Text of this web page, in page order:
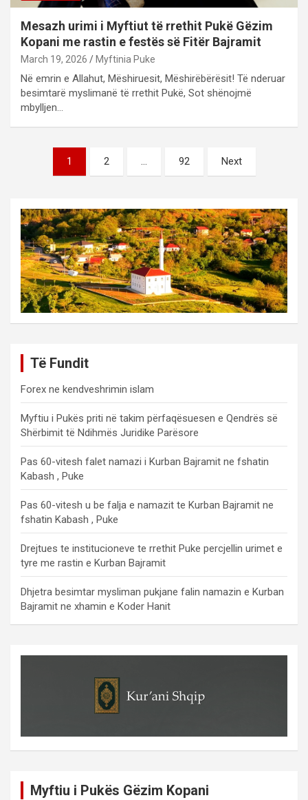
Mesazh urimi i Myftiut të rrethit Pukë Gëzim
Kopani me rastin e festës së Fitër Bajramit
March 19, 2026 Myftinia Puke
Në emrin e Allahut, Mëshiruesit, Mëshirëbërësit! Të nderuar
besimtarë myslimanë të rrethit Pukë, Sot shënojmë
mbylljen…
pagination
1 2 … 92 Next
Të Fundit
Forex ne kendveshrimin islam
Myftiu i Pukës priti në takim përfaqësuesen e Qendrës së
Shërbimit të Ndihmës Juridike Parësore
Pas 60-vitesh falet namazi i Kurban Bajramit ne fshatin
Kabash , Puke
Pas 60-vitesh u be falja e namazit te Kurban Bajramit ne
fshatin Kabash , Puke
Drejtues te institucioneve te rrethit Puke percjellin urimet e
tyre me rastin e Kurban Bajramit
Dhjetra besimtar mysliman pukjane falin namazin e Kurban
Bajramit ne xhamin e Koder Hanit
Myftiu i Pukës Gëzim Kopani